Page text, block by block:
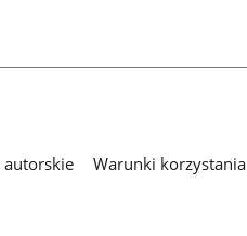
autorskie Warunki korzystania